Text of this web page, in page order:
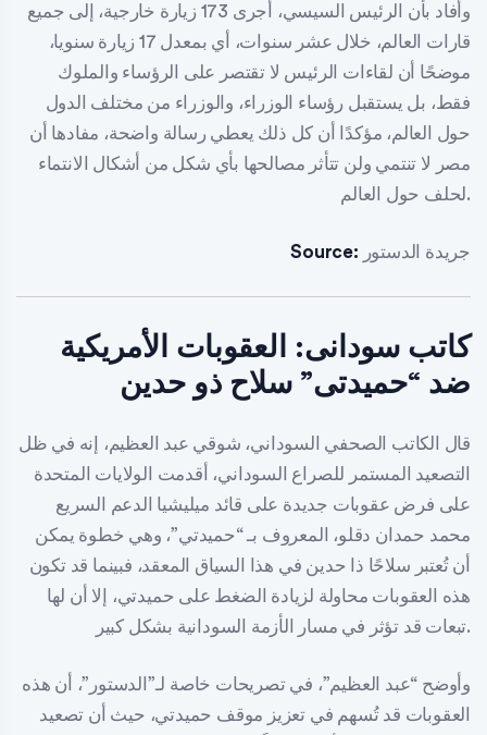
وأفاد بأن الرئيس السيسي، أجرى 173 زيارة خارجية، إلى جميع
قارات العالم، خلال عشر سنوات، أي بمعدل 17 زيارة سنويا،
موضحًا أن لقاءات الرئيس لا تقتصر على الرؤساء والملوك
فقط، بل يستقبل رؤساء الوزراء، والوزراء من مختلف الدول
حول العالم، مؤكدًا أن كل ذلك يعطي رسالة واضحة، مفادها أن
مصر لا تنتمي ولن تتأثر مصالحها بأي شكل من أشكال الانتماء
لحلف حول العالم.
Source: جريدة الدستور
كاتب سودانى: العقوبات الأمريكية
ضد “حميدتى” سلاح ذو حدين
قال الكاتب الصحفي السوداني، شوقي عبد العظيم، إنه في ظل
التصعيد المستمر للصراع السوداني، أقدمت الولايات المتحدة
على فرض عقوبات جديدة على قائد ميليشيا الدعم السريع
محمد حمدان دقلو، المعروف بـ “حميدتي”، وهي خطوة يمكن
أن تُعتبر سلاحًا ذا حدين في هذا السياق المعقد، فبينما قد تكون
هذه العقوبات محاولة لزيادة الضغط على حميدتي، إلا أن لها
تبعات قد تؤثر في مسار الأزمة السودانية بشكل كبير.
وأوضح “عبد العظيم”، في تصريحات خاصة لـ”الدستور”، أن هذه
العقوبات قد تُسهم في تعزيز موقف حميدتي، حيث أن تصعيد